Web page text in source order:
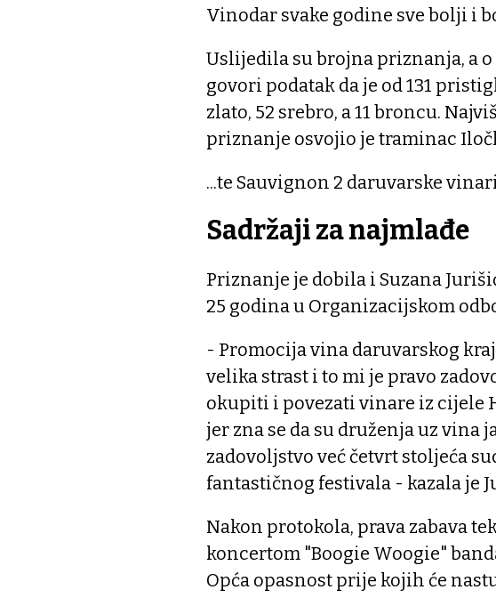
Vinodar svake godine sve bolji i
Uslijedila su brojna priznanja, a
govori podatak da je od 131
zlato, 52 srebro, a 11 broncu.
priznanje osvojio je traminac
...te Sauvignon 2 daruvarske
Sadržaji za najmlađe
Priznanje je dobila i Suzana
25 godina u Organizacijskom
- Promocija vina daruvarskog
velika strast i to mi je pravo
okupiti i povezati vinare iz cijele
jer zna se da su druženja uz vina
zadovoljstvo već četvrt stoljeća
fantastičnog festivala - kazala je
Nakon protokola, prava zabava
koncertom "Boogie Woogie"
Opća opasnost prije kojih će